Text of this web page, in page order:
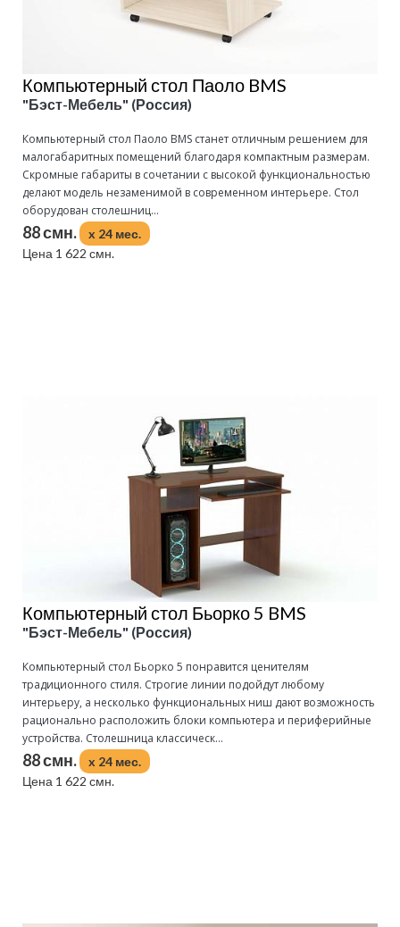
Компьютерный стол Паоло BMS
"Бэст-Мебель" (Россия)
Компьютерный стол Паоло BMS станет отличным решением для
малогабаритных помещений благодаря компактным размерам.
Скромные габариты в сочетании с высокой функциональностью
делают модель незаменимой в современном интерьере. Стол
оборудован столешниц...
88 смн.
x 24 мес.
Цена 1 622 смн.
Компьютерный стол Бьорко 5 BMS
"Бэст-Мебель" (Россия)
Компьютерный стол Бьорко 5 понравится ценителям
традиционного стиля. Строгие линии подойдут любому
интерьеру, а несколько функциональных ниш дают возможность
рационально расположить блоки компьютера и периферийные
устройства. Столешница классическ...
88 смн.
x 24 мес.
Цена 1 622 смн.